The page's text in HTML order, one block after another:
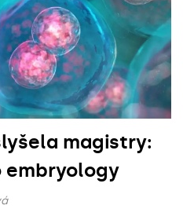
magistry:
embryology